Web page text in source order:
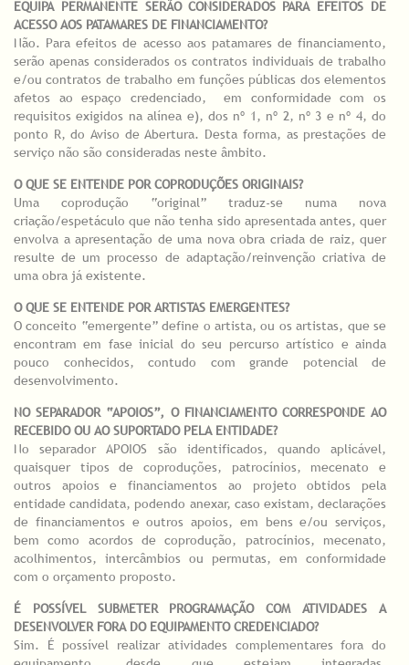
EQUIPA PERMANENTE SERÃO CONSIDERADOS PARA EFEITOS DE
ACESSO AOS PATAMARES DE FINANCIAMENTO?
Não. Para efeitos de acesso aos patamares de financiamento,
serão apenas considerados os contratos individuais de trabalho
e/ou contratos de trabalho em funções públicas dos elementos
afetos ao espaço credenciado, em conformidade com os
requisitos exigidos na alínea e), dos nº 1, nº 2, nº 3 e nº 4, do
ponto R, do Aviso de Abertura. Desta forma, as prestações de
serviço não são consideradas neste âmbito.
O QUE SE ENTENDE POR COPRODUÇÕES ORIGINAIS?
Uma coprodução “original” traduz-se numa nova
criação/espetáculo que não tenha sido apresentada antes, quer
envolva a apresentação de uma nova obra criada de raiz, quer
resulte de um processo de adaptação/reinvenção criativa de
uma obra já existente.
O QUE SE ENTENDE POR ARTISTAS EMERGENTES?
O conceito “emergente” define o artista, ou os artistas, que se
encontram em fase inicial do seu percurso artístico e ainda
pouco conhecidos, contudo com grande potencial de
desenvolvimento.
NO SEPARADOR “APOIOS”, O FINANCIAMENTO CORRESPONDE AO
RECEBIDO OU AO SUPORTADO PELA ENTIDADE?
No separador APOIOS são identificados, quando aplicável,
quaisquer tipos de coproduções, patrocínios, mecenato e
outros apoios e financiamentos ao projeto obtidos pela
entidade candidata, podendo anexar, caso existam, declarações
de financiamentos e outros apoios, em bens e/ou serviços,
bem como acordos de coprodução, patrocínios, mecenato,
acolhimentos, intercâmbios ou permutas, em conformidade
com o orçamento proposto.
É POSSÍVEL SUBMETER PROGRAMAÇÃO COM ATIVIDADES A
DESENVOLVER FORA DO EQUIPAMENTO CREDENCIADO?
Sim. É possível realizar atividades complementares fora do